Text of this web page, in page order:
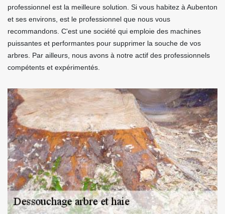
professionnel est la meilleure solution. Si vous habitez à Aubenton
et ses environs, est le professionnel que nous vous
recommandons. C'est une société qui emploie des machines
puissantes et performantes pour supprimer la souche de vos
arbres. Par ailleurs, nous avons à notre actif des professionnels
compétents et expérimentés.